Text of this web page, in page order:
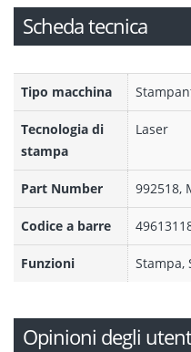
Scheda tecnica
Tipo macchina
Tecnologia di
stampa
Laser
Part Number 992518,
Codice a barre
Funzioni Stampa,
Opinioni degli